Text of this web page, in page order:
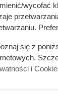
z darmową
w
wycofać
się z
i